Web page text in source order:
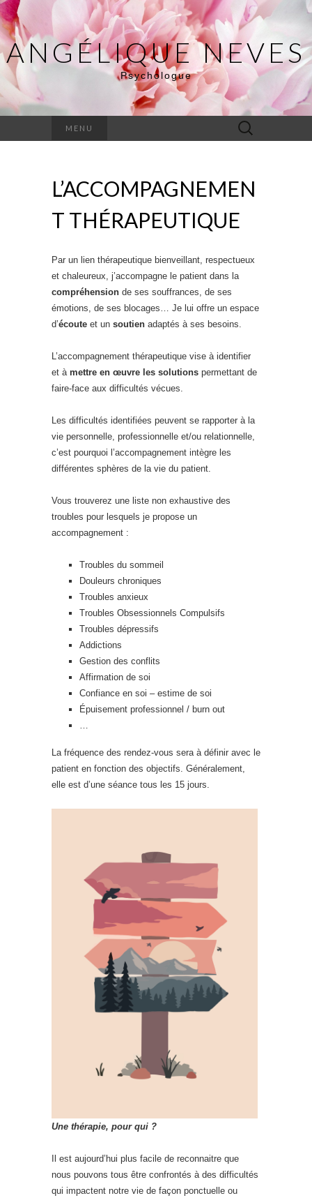
ANGÉLIQUE NEVES
Psychologue
MENU Rechercher :
L’ACCOMPAGNEMEN
T THÉRAPEUTIQUE
Par un lien thérapeutique bienveillant, respectueux
et chaleureux, j’accompagne le patient dans la
compréhension de ses souffrances, de ses
émotions, de ses blocages… Je lui offre un espace
d’écoute et un soutien adaptés à ses besoins.
L’accompagnement thérapeutique vise à identifier
et à mettre en œuvre les solutions permettant de
faire-face aux difficultés vécues.
Les difficultés identifiées peuvent se rapporter à la
vie personnelle, professionnelle et/ou relationnelle,
c’est pourquoi l’accompagnement intègre les
différentes sphères de la vie du patient.
Vous trouverez une liste non exhaustive des
troubles pour lesquels je propose un
accompagnement :
Troubles du sommeil
Douleurs chroniques
Troubles anxieux
Troubles Obsessionnels Compulsifs
Troubles dépressifs
Addictions
Gestion des conflits
Affirmation de soi
Confiance en soi – estime de soi
Épuisement professionnel / burn out
…
La fréquence des rendez-vous sera à définir avec le
patient en fonction des objectifs. Généralement,
elle est d’une séance tous les 15 jours.
Une thérapie, pour qui ?
Il est aujourd’hui plus facile de reconnaitre que
nous pouvons tous être confrontés à des difficultés
qui impactent notre vie de façon ponctuelle ou